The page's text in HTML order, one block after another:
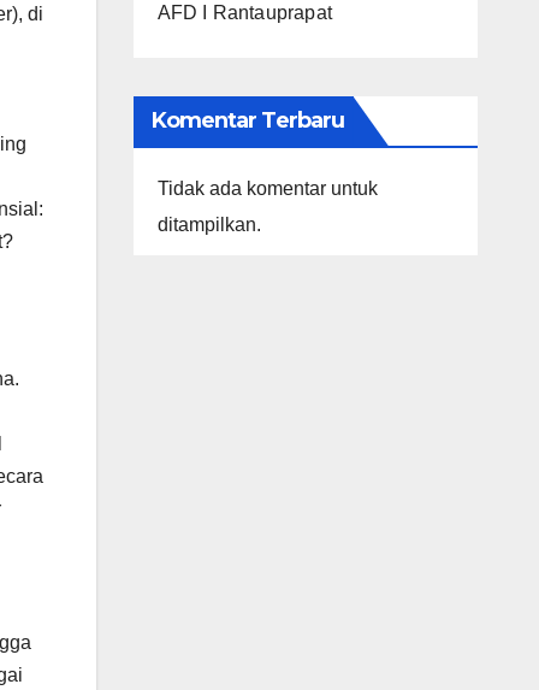
di
AFD I Rantauprapat
Komentar Terbaru
Tidak ada komentar untuk
ditampilkan.